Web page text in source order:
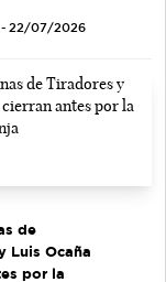
- 22/07/2026
de
Luis Ocaña
por la